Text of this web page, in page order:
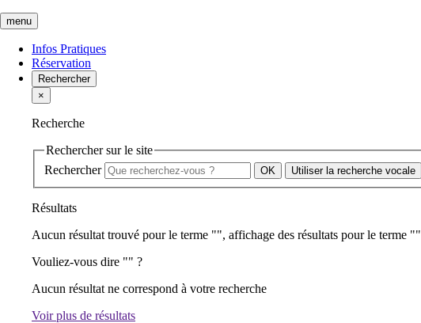
menu
Infos Pratiques
Réservation
Rechercher
×
Recherche
Rechercher sur le site
Rechercher
Utiliser la recherche vocale
Résultats
Aucun résultat trouvé pour le terme "", affichage des résultats pour le terme ""
Vouliez-vous dire "" ?
Aucun résultat ne correspond à votre recherche
Voir plus de résultats